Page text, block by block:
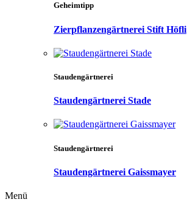
Geheimtipp
Zierpflanzengärtnerei Stift Höfli
Staudengärtnerei
Staudengärtnerei Stade
Staudengärtnerei
Staudengärtnerei Gaissmayer
Menü